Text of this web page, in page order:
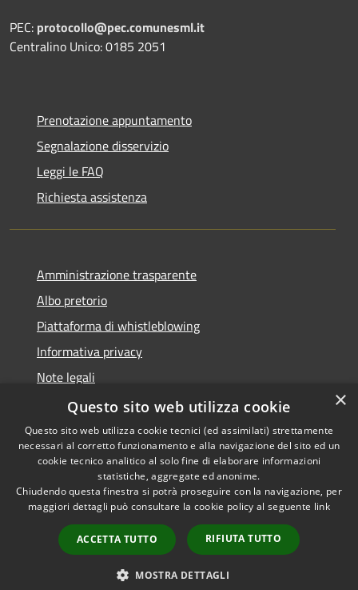
PEC: protocollo@pec.comunesml.it
Centralino Unico: 0185 2051
Prenotazione appuntamento
Segnalazione disservizio
Leggi le FAQ
Richiesta assistenza
Amministrazione trasparente
Albo pretorio
Piattaforma di whistleblowing
Informativa privacy
Note legali
Dichiarazione di accessibilità
RSS
Accessibilità
Mappa del sito
© 2022 • Comune di Santa
Margherita Ligure •
Powered by
Municipium•
Accesso
Area Riservata
×
Questo sito web utilizza cookie
Questo sito web utilizza cookie tecnici (ed assimilati) strettamente
necessari al corretto funzionamento e alla navigazione del sito ed un
cookie tecnico analitico al solo fine di elaborare informazioni
statistiche, aggregate ed anonime.
Chiudendo questa finestra si potrà proseguire con la navigazione, per
maggiori dettagli può consultare la cookie policy al seguente link
ACCETTA TUTTO RIFIUTA TUTTO
MOSTRA DETTAGLI